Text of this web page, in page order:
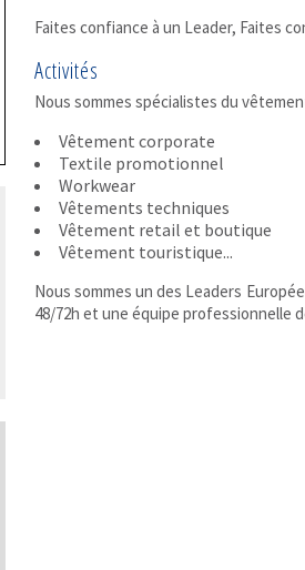
Faites confiance à un Leader, Faites
Activités
Nous sommes spécialistes du
Vêtement corporate
Textile promotionnel
Workwear
Vêtements techniques
Vêtement retail et boutique
Vêtement touristique...
Nous sommes un des Leaders
48/72h et une équipe professionnelle